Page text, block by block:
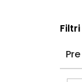
Filtri
Pre